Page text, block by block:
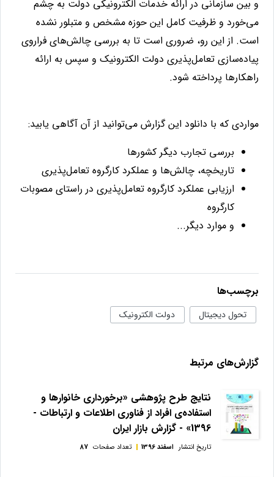
و بین سازمانی در ارائه خدمات الکترونیکی دولت به چشم
می‌خورد و ظرفیت کامل این حوزه مشخص و متبلور نشده
است. از این رو، ضروری است تا به بررسی چالش‌های فراروی
پیاده‌سازی تعامل‌پذیری دولت الکترونیک و سپس به ارائه
راهکارها پرداخته شود.
مواردی که با دانلود این گزارش می‌توانید از آن آگاهی یابید:
بررسی تجارب دیگر کشورها
تاریخچه، چالش‌ها و عملکرد کارگروه تعامل‌پذیری
ارزیابی عملکرد کارگروه تعامل‌پذیری در راستای مصوبات
کارگروه
و موارد دیگر...
برچسب‌ها
تحول دیجیتال دولت الکترونیک
گزارش‌های مرتبط
نتایج طرح پژوهشی «برخورداری خانوارها و
استفاده‌ی افراد از فناوری اطلاعات و ارتباطات -
1396» - گزارش بازار ایران
تاریخ انتشار اسفند 1396 تعداد صفحات 87